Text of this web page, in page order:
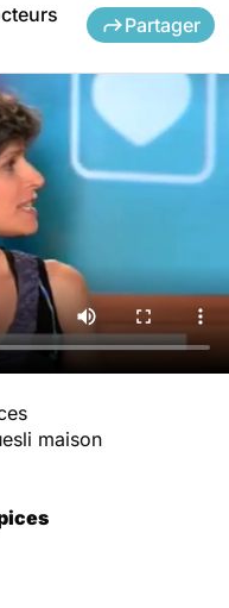
Partager
maison